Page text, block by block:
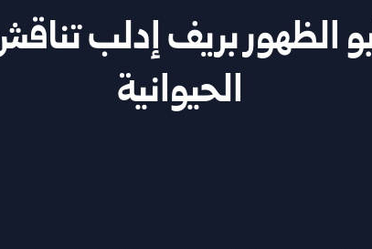
الظهور بريف إدلب
الحيوانية